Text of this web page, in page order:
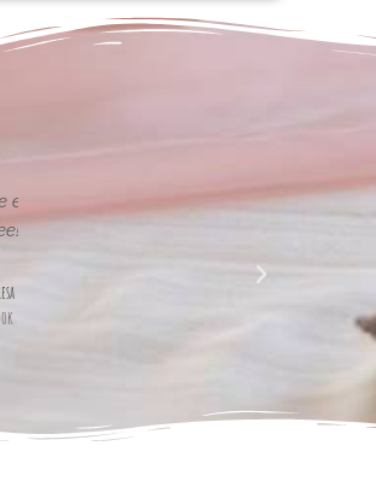
La perfezione e l' armonia che